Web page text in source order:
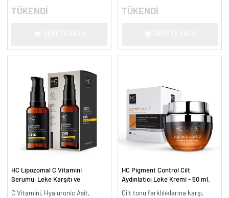
TÜKENDİ TÜKENDİ
HC Lipozomal C Vitamini
Serumu, Leke Karşıtı ve
C Vitamini, Hyaluronic Asit,
HC Pigment Control Cilt
Aydınlatıcı Leke Kremi - 50 ml.
Cilt tonu farklılıklarına karşı,